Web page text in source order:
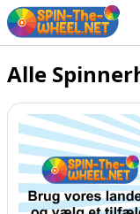
Danish
Log ind /
Alle